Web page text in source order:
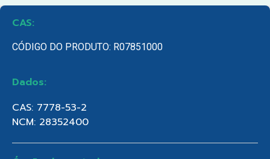
CAS:
CÓDIGO DO PRODUTO: R07851000
Dados:
CAS: 7778-53-2
NCM: 28352400